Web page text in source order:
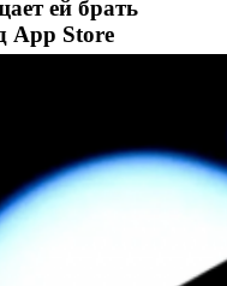
ей брать
App Store